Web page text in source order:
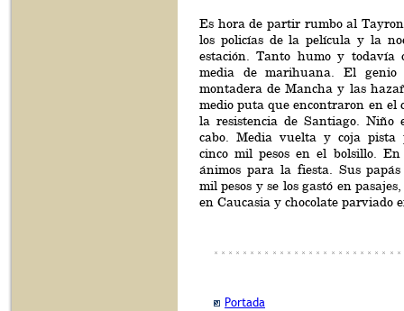
Es hora de partir rumbo al
los policías de la película y la
estación. Tanto humo y
media de marihuana. El genio
montadera de Mancha y las
medio puta que encontraron en el
la resistencia de Santiago.
cabo. Media vuelta y coja pista
cinco mil pesos en el bolsillo.
ánimos para la fiesta. Sus
mil pesos y se los gastó en
en Caucasia y chocolate parviado
Portada